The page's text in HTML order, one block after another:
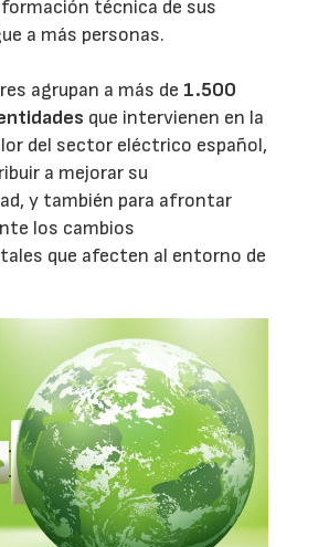
técnica de sus
a más personas.
agrupan a más de 1.500
que intervienen en la
del sector eléctrico español,
a mejorar su
y también para afrontar
los cambios
que afecten al entorno de